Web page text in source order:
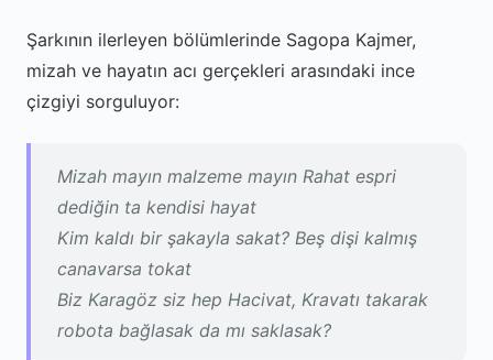
Şarkının ilerleyen bölümlerinde Sagopa Kajmer,
mizah ve hayatın acı gerçekleri arasındaki ince
çizgiyi sorguluyor:
Mizah mayın malzeme mayın Rahat espri
dediğin ta kendisi hayat
Kim kaldı bir şakayla sakat? Beş dişi kalmış
canavarsa tokat
Biz Karagöz siz hep Hacivat, Kravatı takarak
robota bağlasak da mı saklasak?